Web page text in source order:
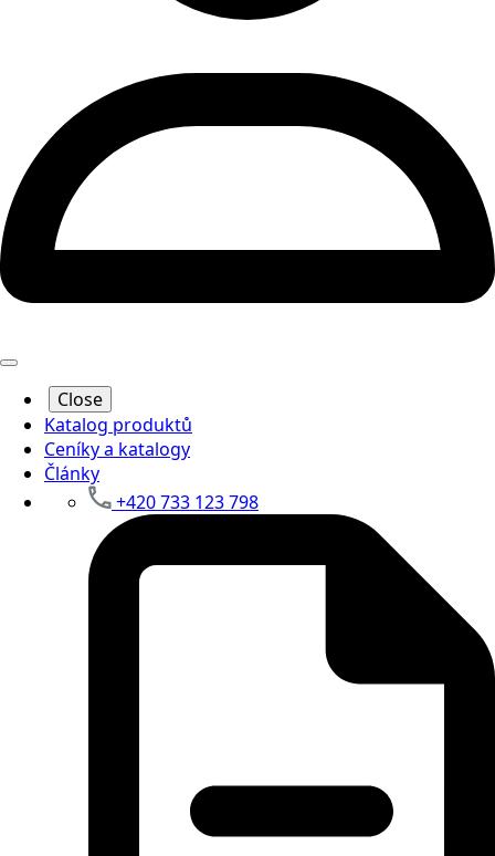
Close
Katalog produktů
Ceníky a katalogy
Články
+420 733 123 798